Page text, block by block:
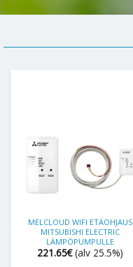
MELCLOUD WIFI ETÄOHJAUS
MITSUBISHI ELECTRIC
LÄMPÖPUMPULLE
221.65€ (alv 25.5%)